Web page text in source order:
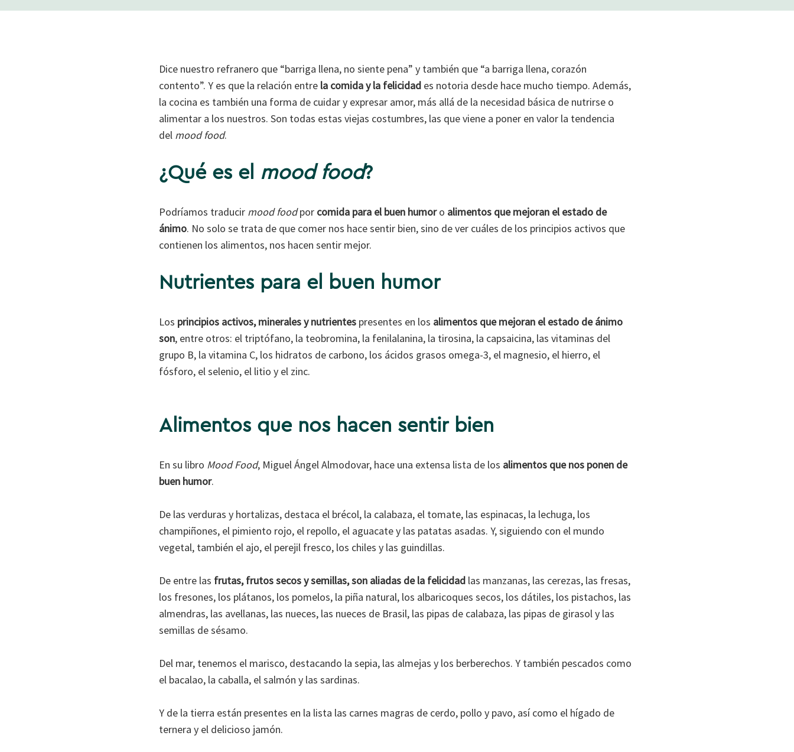
Dice nuestro refranero que “barriga llena, no siente pena” y también que “a barriga llena, corazón
contento”. Y es que la relación entre la comida y la felicidades notoria desde hace mucho tiempo. Además,
la cocina es también una forma de cuidar y expresar amor, más allá de la necesidad básica de nutrirse o
alimentar a los nuestros. Son todas estas viejas costumbres, las que viene a poner en valor la tendencia
del mood food.
¿Qué es el mood food?
Podríamos traducir mood foodpor comida para el buen humoro alimentos que mejoran el estado de
ánimo. No solo se trata de que comer nos hace sentir bien, sino de ver cuáles de los principios activos que
contienen los alimentos, nos hacen sentir mejor.
Nutrientes para el buen humor
Los principios activos, minerales y nutrientespresentes en los alimentos que mejoran el estado de ánimo
son, entre otros: el triptófano, la teobromina, la fenilalanina, la tirosina, la capsaicina, las vitaminas del
grupo B, la vitamina C, los hidratos de carbono, los ácidos grasos omega-3, el magnesio, el hierro, el
fósforo, el selenio, el litio y el zinc.
Alimentos que nos hacen sentir bien
En su libro Mood Food, Miguel Ángel Almodovar, hace una extensa lista de los alimentos que nos ponen de
buen humor.
De las verduras y hortalizas, destaca el brécol, la calabaza, el tomate, las espinacas, la lechuga, los
champiñones, el pimiento rojo, el repollo, el aguacate y las patatas asadas. Y, siguiendo con el mundo
vegetal, también el ajo, el perejil fresco, los chiles y las guindillas.
De entre las frutas, frutos secos y semillas, son aliadas de la felicidadlas manzanas, las cerezas, las fresas,
los fresones, los plátanos, los pomelos, la piña natural, los albaricoques secos, los dátiles, los pistachos, las
almendras, las avellanas, las nueces, las nueces de Brasil, las pipas de calabaza, las pipas de girasol y las
semillas de sésamo.
Del mar, tenemos el marisco, destacando la sepia, las almejas y los berberechos. Y también pescados como
el bacalao, la caballa, el salmón y las sardinas.
Y de la tierra están presentes en la lista las carnes magras de cerdo, pollo y pavo, así como el hígado de
ternera y el delicioso jamón.